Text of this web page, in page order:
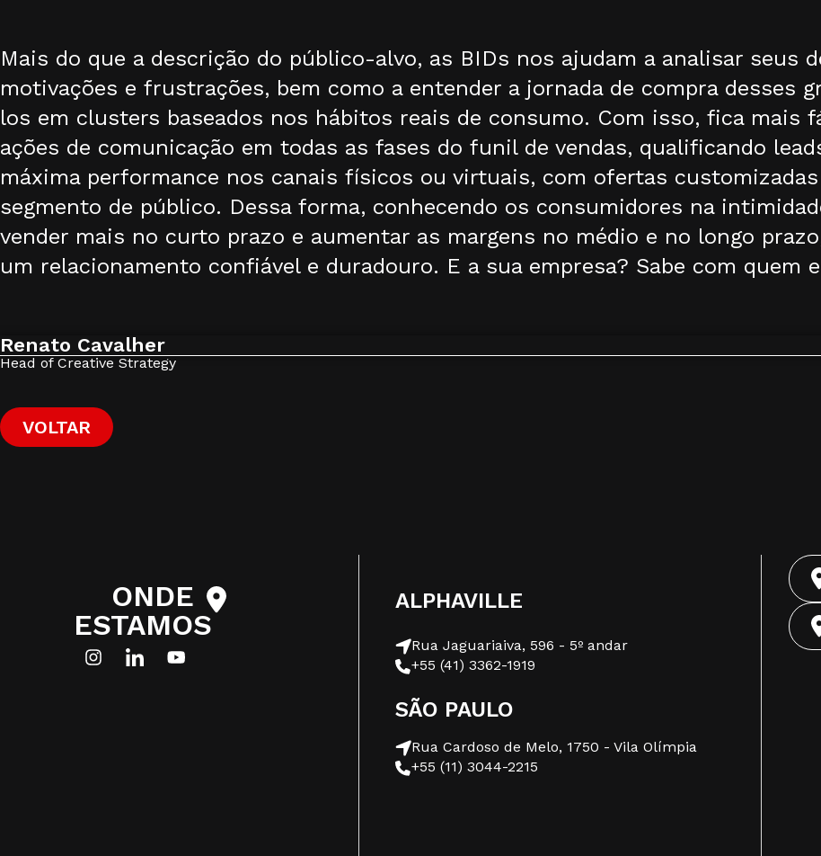
Mais do que a descrição do público-alvo, as BIDs nos ajudam a analisar seus
motivações e frustrações, bem como a entender a jornada de compra desses
los em clusters baseados nos hábitos reais de consumo. Com isso, fica mais
ações de comunicação em todas as fases do funil de vendas, qualificando
máxima performance nos canais físicos ou virtuais, com ofertas customizadas
segmento de público. Dessa forma, conhecendo os consumidores na
vender mais no curto prazo e aumentar as margens no médio e no longo
um relacionamento confiável e duradouro. E a sua empresa? Sabe com quem
Renato Cavalher
Head of Creative Strategy
VOLTAR
ONDE
ESTAMOS
ALPHAVILLE
Rua Jaguariaiva, 596 - 5º andar
+55 (41) 3362-1919
SÃO PAULO
Rua Cardoso de Melo, 1750 - Vila Olímpia
+55 (11) 3044-2215